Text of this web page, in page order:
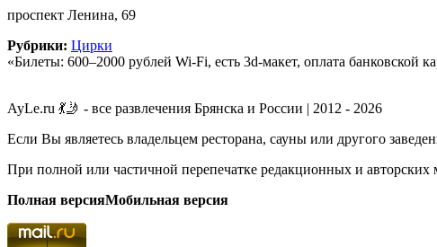
проспект Ленина, 69
Рубрики: Цирки
«Билеты: 600–2000 рублей Wi-Fi, есть 3d-макет, оплата банковской
AyLe.ru 💃🤳 - все развлечения Брянска и России | 2012 - 2026
Если Вы являетесь владельцем ресторана, сауны или другого
При полной или частичной перепечатке редакционных и авторских
Полная версияМобильная версия